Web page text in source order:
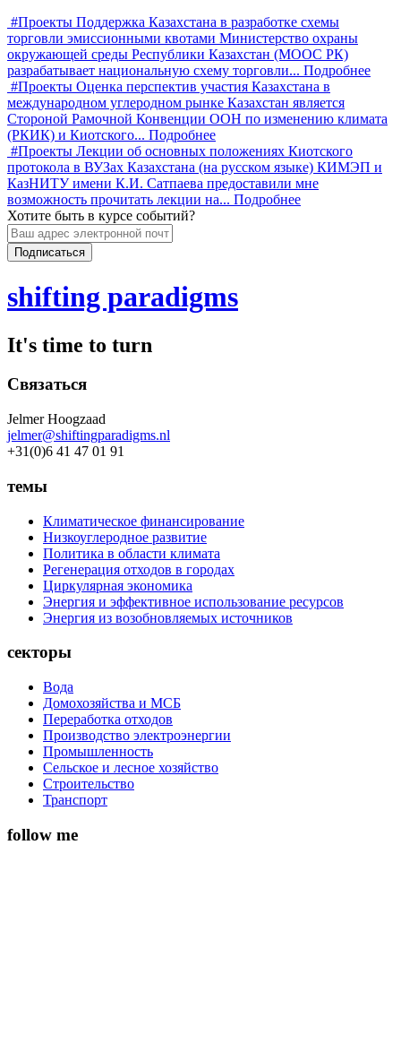
#Проекты Поддержка Казахстана в разработке схемы
торговли эмиссионными квотами Министерство охраны
окружающей среды Республики Казахстан (МООС РК)
разрабатывает национальную схему торговли... Подробнее
#Проекты Оценка перспектив участия Казахстана в
международном углеродном рынке Казахстан является
Стороной Рамочной Конвенции ООН по изменению климата
(РКИК) и Киотского... Подробнее
#Проекты Лекции об основных положениях Киотского
протокола в ВУЗах Казахстана (на русском языке) КИМЭП и
КазНИТУ имени К.И. Сатпаева предоставили мне
возможность прочитать лекции на... Подробнее
Хотите быть в курсе событий?
shifting paradigms
It's time to turn
Связаться
Jelmer Hoogzaad
jelmer@shiftingparadigms.nl
+31(0)6 41 47 01 91
темы
Климатическое финансирование
Низкоуглеродное развитие
Политика в области климата
Регенерация отходов в городах
Циркулярная экономика
Энергия и эффективное использование ресурсов
Энергия из возобновляемых источников
секторы
Вода
Домохозяйства и МСБ
Переработка отходов
Производство электроэнергии
Промышленность
Сельское и лесное хозяйство
Строительство
Транспорт
follow me